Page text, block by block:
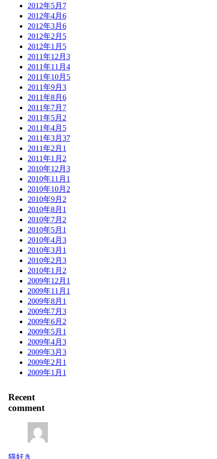
2012年5月 7
2012年4月 6
2012年3月 6
2012年2月 5
2012年1月 5
2011年12月 3
2011年11月 4
2011年10月 5
2011年9月 3
2011年8月 6
2011年7月 7
2011年5月 2
2011年4月 5
2011年3月 37
2011年2月 1
2011年1月 2
2010年12月 3
2010年11月 1
2010年10月 2
2010年9月 2
2010年8月 1
2010年7月 2
2010年5月 1
2010年4月 3
2010年3月 1
2010年2月 3
2010年1月 2
2009年12月 1
2009年11月 1
2009年8月 1
2009年7月 3
2009年6月 2
2009年5月 1
2009年4月 3
2009年3月 3
2009年2月 1
2009年1月 1
Recent
comment
猫好き